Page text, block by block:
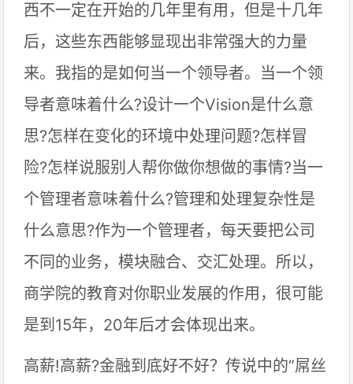
西不一定在开始的几年里有用，但是十几年
后，这些东西能够显现出非常强大的力量
来。我指的是如何当一个领导者。当一个领
导者意味着什么?设计一个Vision是什么意
思?怎样在变化的环境中处理问题?怎样冒
险?怎样说服别人帮你做你想做的事情?当一
个管理者意味着什么?管理和处理复杂性是
什么意思?作为一个管理者，每天要把公司
不同的业务，模块融合、交汇处理。所以，
商学院的教育对你职业发展的作用，很可能
是到15年，20年后才会体现出来。
高薪!高薪?金融到底好不好？传说中的“屌丝